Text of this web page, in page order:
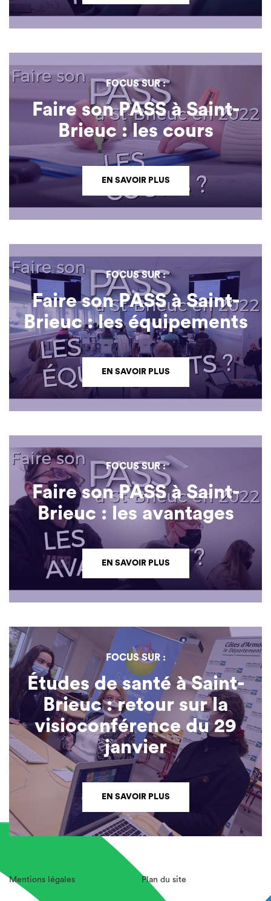
FOCUS SUR :
Faire son PASS à Saint-
Brieuc : les cours
EN SAVOIR PLUS
FOCUS SUR :
Faire son PASS à Saint-
Brieuc : les équipements
EN SAVOIR PLUS
FOCUS SUR :
Faire son PASS à Saint-
Brieuc : les avantages
EN SAVOIR PLUS
FOCUS SUR :
Études de santé à Saint-
Brieuc : retour sur la
visioconférence du 29
janvier
EN SAVOIR PLUS
Mentions légales Plan du site